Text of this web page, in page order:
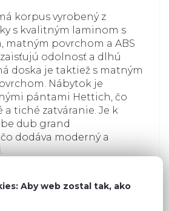
korpus vyrobený z
s kvalitným laminom s
matným povrchom a ABS
odolnosť a dlhú
doska je taktiež s matným
Nábytok je
pántami Hettich, čo
a tiché zatváranie. Je k
dub grand
dodáva moderný a
Aby web zostal tak, ako